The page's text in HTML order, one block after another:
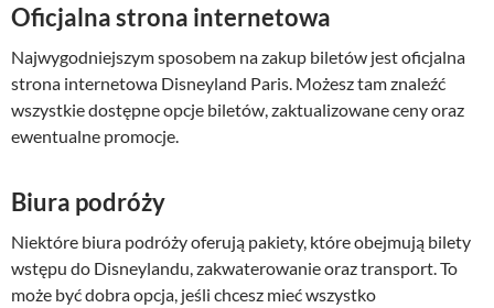
Oficjalna strona internetowa
Najwygodniejszym sposobem na zakup biletów jest oficjalna
strona internetowa Disneyland Paris. Możesz tam znaleźć
wszystkie dostępne opcje biletów, zaktualizowane ceny oraz
ewentualne promocje.
Biura podróży
Niektóre biura podróży oferują pakiety, które obejmują bilety
wstępu do Disneylandu, zakwaterowanie oraz transport. To
może być dobra opcja, jeśli chcesz mieć wszystko